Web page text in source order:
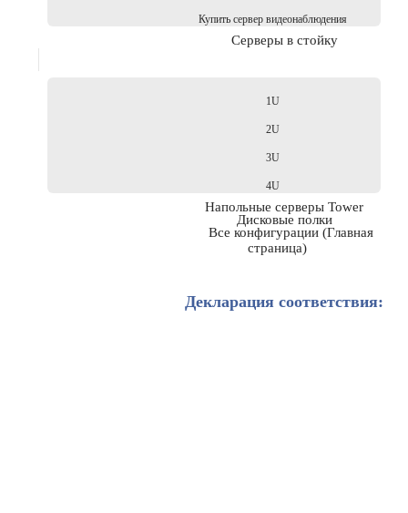
Купить сервер видеонаблюдения
Серверы в стойку
1U
2U
3U
4U
Напольные серверы Tower
Дисковые полки
Все конфигурации (Главная
страница)
Декларация соответствия: